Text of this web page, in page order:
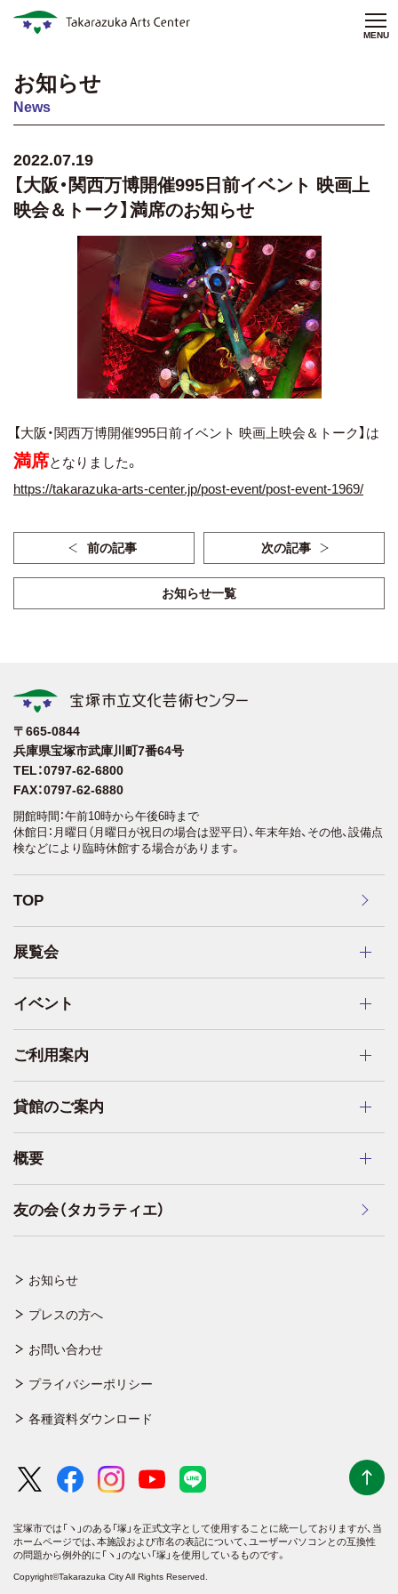
MENU
お知らせ
News
2022.07.19
【大阪・関西万博開催995日前イベント 映画上
映会＆トーク】満席のお知らせ
【大阪・関西万博開催995日前イベント 映画上映会＆トーク】は
満席となりました。
https://takarazuka-arts-center.jp/post-event/post-event-1969/
前の記事
お知らせ一覧
次の記事
お知らせ
プレスの方へ
お問い合わせ
プライバシーポリシー
各種資料ダウンロード
TOP
展覧会
イベント
ご利用案内
貸館のご案内
概要
友の会（タカラティエ）
〒665-0844
兵庫県宝塚市武庫川町7番64号
TEL：0797-62-6800
FAX：0797-62-6880
開館時間：午前10時から午後6時まで
休館日：月曜日（月曜日が祝日の場合は翌平日）、年末年始、その他、設備点
検などにより臨時休館する場合があります。
宝塚市では「ヽ」のある「塚」を正式文字として使用することに統一しておりますが、 当
ホームページでは、本施設および市名の表記について、ユーザーパソコンとの互換性
の問題から例外的に「ヽ」のない「塚」を使用しているものです。
Copyright©Takarazuka City All Rights Reserved.